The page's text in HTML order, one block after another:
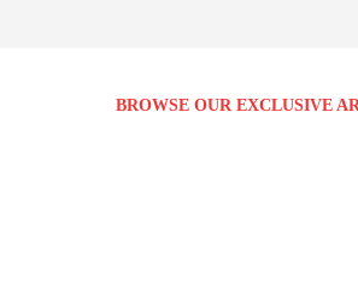
BROWSE OUR EXCLUSIVE